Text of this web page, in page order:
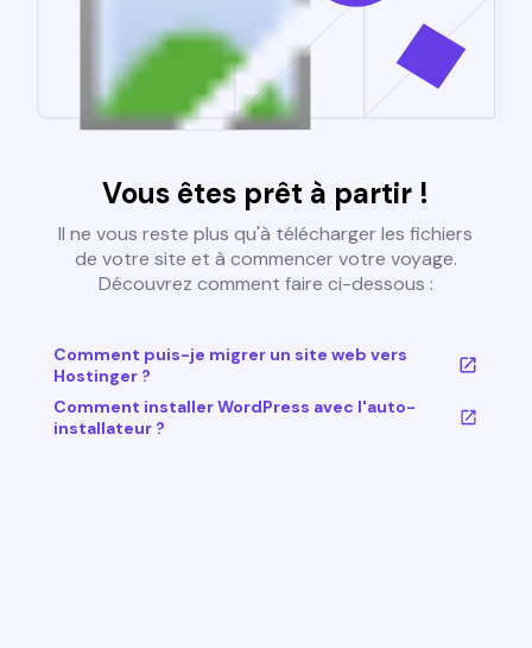
Vous êtes prêt à partir !
Il ne vous reste plus qu'à télécharger les fichiers
de votre site et à commencer votre voyage.
Découvrez comment faire ci-dessous :
Comment puis-je migrer un site web vers
Hostinger ?
Comment installer WordPress avec l'auto-
installateur ?